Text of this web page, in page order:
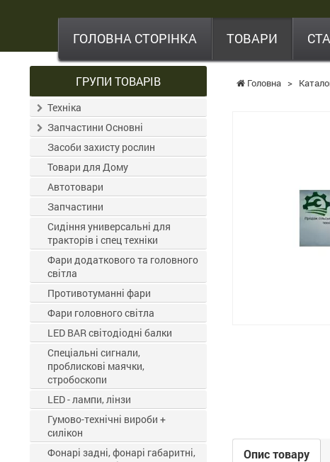
,
шин
та
ГОЛОВНА СТОРІНКА ТОВАРИ
Головна >
Опис товару
ГРУПИ ТОВАРІВ
Техніка
Запчастини Основні
Засоби захисту рослин
Товари для Дому
Автотовари
Запчастини
Сидіння универсальні для
тракторів і спец техніки
Фари додаткового та головного
світла
Противотуманні фари
Фари головного світла
LED BAR світодіодні балки
Спеціальні сигнали,
проблискові маячки,
стробоскопи
LED - лампи, лінзи
Гумово-технічні вироби +
силікон
Фонарі задні, фонарі габаритні,